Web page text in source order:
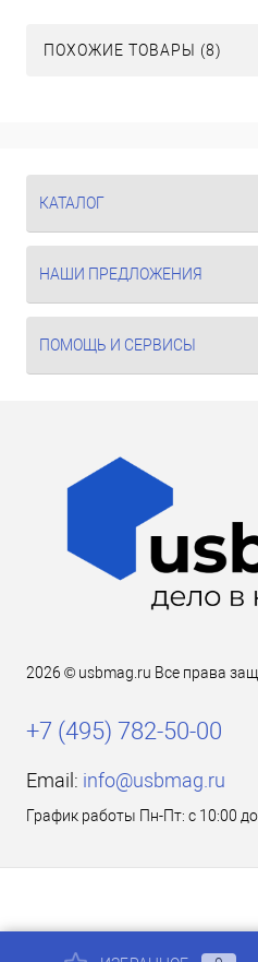
ПОХОЖИЕ ТОВАРЫ (8)
КАТАЛОГ
НАШИ ПРЕДЛОЖЕНИЯ
ПОМОЩЬ И СЕРВИСЫ
2026 © usbmag.ru Все права
+7 (495) 782-50-00
Email: info@usbmag.ru
График работы Пн-Пт: с 10:00